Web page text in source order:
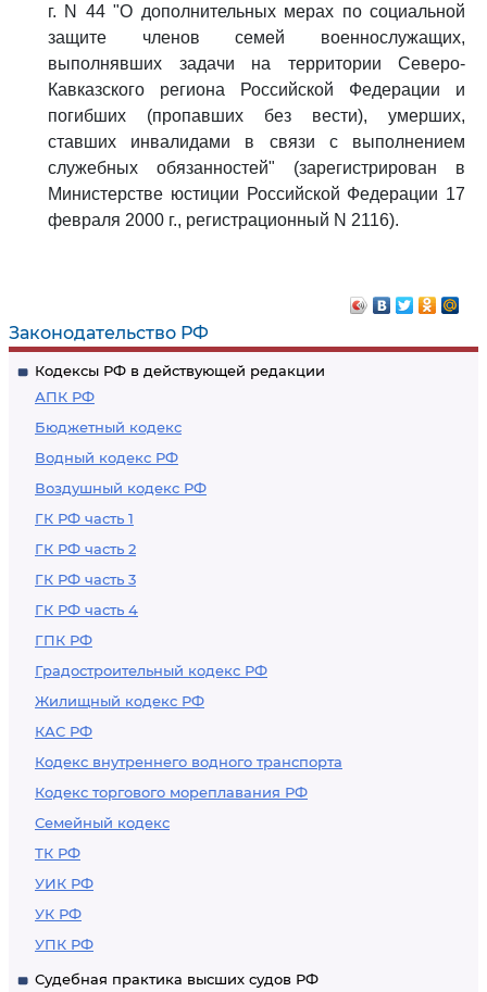
Законодательство РФ
Кодексы РФ в действующей редакции
АПК РФ
Бюджетный кодекс
Водный кодекс РФ
Воздушный кодекс РФ
ГК РФ часть 1
ГК РФ часть 2
ГК РФ часть 3
ГК РФ часть 4
ГПК РФ
Градостроительный кодекс РФ
Жилищный кодекс РФ
КАС РФ
Кодекс внутреннего водного транспорта
Кодекс торгового мореплавания РФ
Семейный кодекс
ТК РФ
УИК РФ
УК РФ
УПК РФ
Судебная практика высших судов РФ
г. N 44 "О дополнительных мерах по социальной
защите членов семей военнослужащих,
выполнявших задачи на территории Северо-
Кавказского региона Российской Федерации и
погибших (пропавших без вести), умерших,
ставших инвалидами в связи с выполнением
служебных обязанностей" (зарегистрирован в
Министерстве юстиции Российской Федерации 17
февраля 2000 г., регистрационный N 2116).